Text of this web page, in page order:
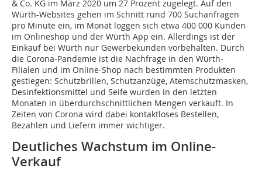
& Co. KG im März 2020 um 27 Prozent zugelegt. Auf den
Würth-Websites gehen im Schnitt rund 700 Suchanfragen
pro Minute ein, im Monat loggen sich etwa 400 000 Kunden
im Onlineshop und der Würth App ein. Allerdings ist der
Einkauf bei Würth nur Gewerbekunden vorbehalten. Durch
die Corona-Pandemie ist die Nachfrage in den Würth-
Filialen und im Online-Shop nach bestimmten Produkten
gestiegen: Schutzbrillen, Schutzanzüge, Atemschutzmasken,
Desinfektionsmittel und Seife wurden in den letzten
Monaten in überdurchschnittlichen Mengen verkauft. In
Zeiten von Corona wird dabei kontaktloses Bestellen,
Bezahlen und Liefern immer wichtiger.
Deutliches Wachstum im Online-
Verkauf